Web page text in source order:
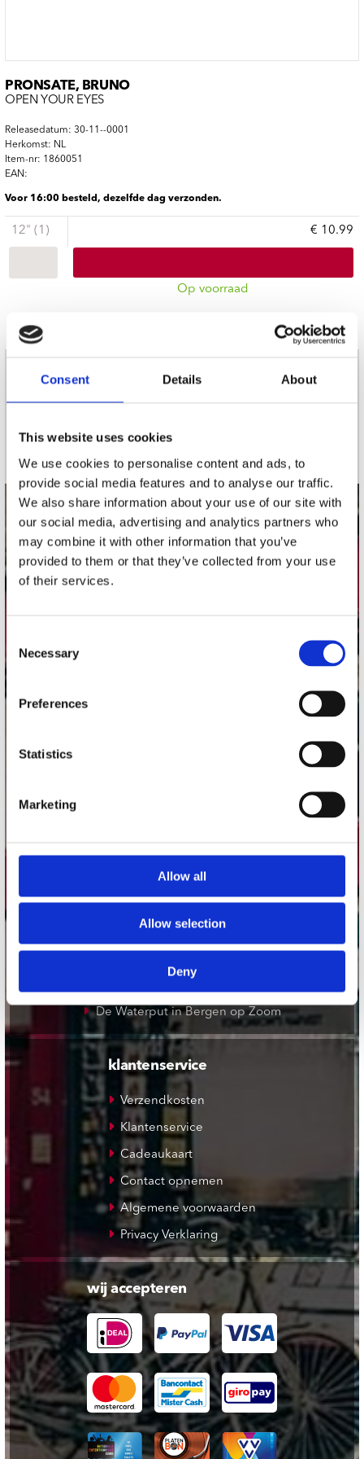
Consent Details About
This website uses cookies
We use cookies to personalise content and ads, to
provide social media features and to analyse our traffic.
We also share information about your use of our site with
our social media, advertising and analytics partners who
may combine it with other information that you’ve
provided to them or that they’ve collected from your use
of their services.
Selection
Necessary
Preferences
Statistics
Marketing
Allow all
Allow selection
Deny
PRONSATE, BRUNO
OPEN YOUR EYES
Releasedatum: 30-11--0001
Herkomst: NL
Item-nr: 1860051
EAN:
Voor 16:00 besteld, dezelfde dag verzonden.
12" (1) € 10.99
Op voorraad
nieuwsbrief
contact
Stuur ons een e-mail
webwinkel@platomania.nl
Plato Leiden
Plato Deventer
Plato Zwolle
De Waterput in Bergen op Zoom
klantenservice
Verzendkosten
Klantenservice
Cadeaukaart
Contact opnemen
Algemene voorwaarden
Privacy Verklaring
wij accepteren